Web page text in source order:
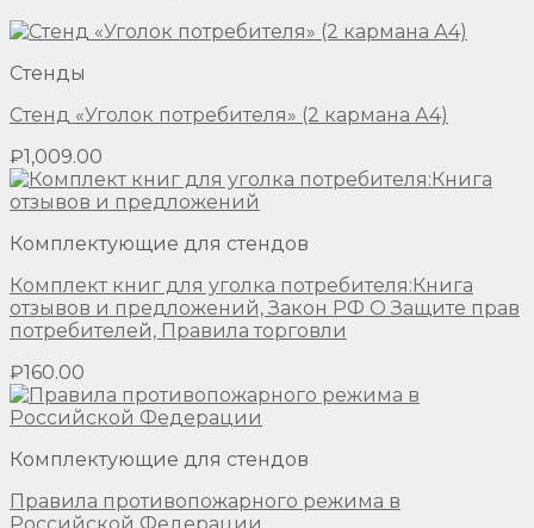
Стенды
Стенд «Уголок потребителя» (2 кармана А4)
₽1,009.00
Комплектующие для стендов
Комплект книг для уголка потребителя:Книга
отзывов и предложений, Закон РФ О Защите прав
потребителей, Правила торговли
₽160.00
Комплектующие для стендов
Правила противопожарного режима в